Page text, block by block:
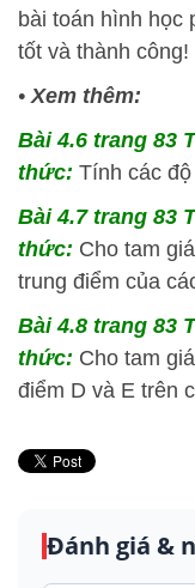
bài toán hình học
tốt và thành công!
•Xem thêm:
Bài 4.6 trang 83
thức: Tính các
Bài 4.7 trang 83
thức: Cho tam
trung điểm của
Bài 4.8 trang 83
thức: Cho tam
điểm D và E trên
Đánh giá &